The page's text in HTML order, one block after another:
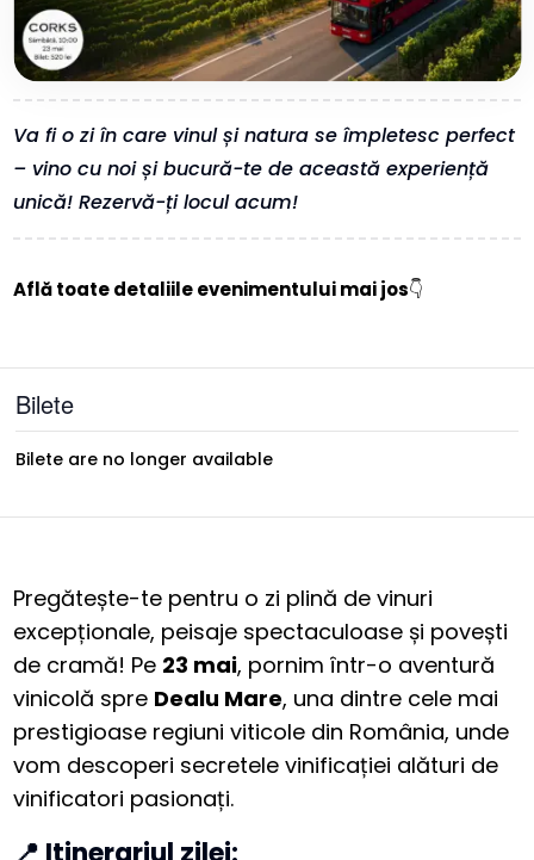
Va fi o zi în care vinul și natura se împletesc perfect
– vino cu noi și bucură-te de această experiență
unică! Rezervă-ți locul acum!
Află toate detaliile evenimentului mai jos👇
Bilete
Bilete are no longer available
Pregătește-te pentru o zi plină de vinuri
excepționale, peisaje spectaculoase și povești
de cramă! Pe 23 mai, pornim într-o aventură
vinicolă spre Dealu Mare, una dintre cele mai
prestigioase regiuni viticole din România, unde
vom descoperi secretele vinificației alături de
vinificatori pasionați.